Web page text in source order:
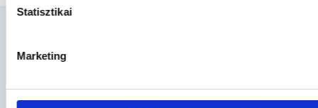
Statisztikai
Marketing